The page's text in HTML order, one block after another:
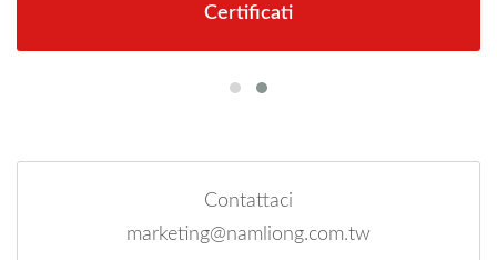
Certificati
Contattaci
marketing@namliong.com.tw